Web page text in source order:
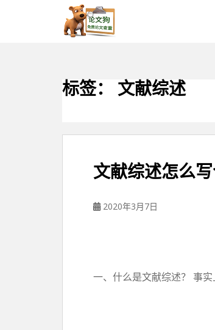
标签： 文献综述
文献综述怎么
2020年3月7日
一、什么是文献综述？ 事